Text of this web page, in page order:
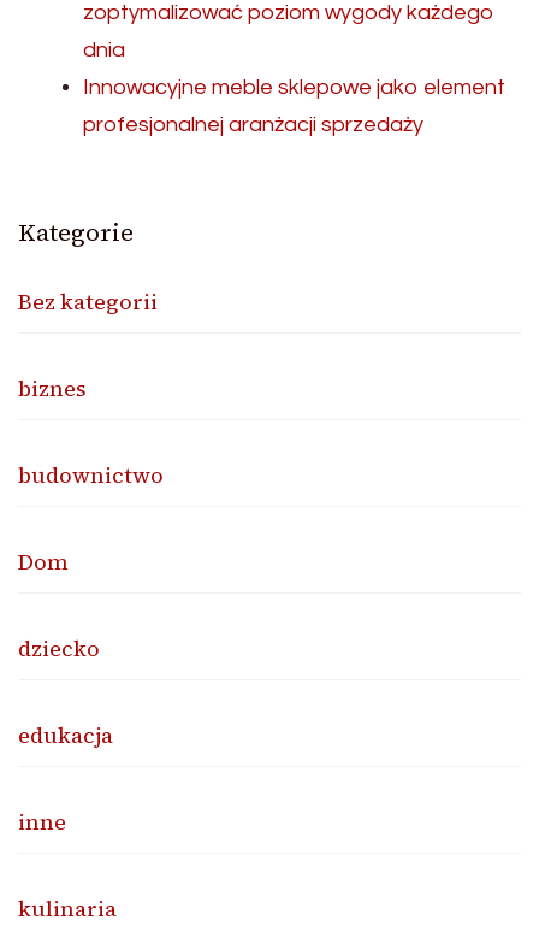
zoptymalizować poziom wygody każdego
dnia
Innowacyjne meble sklepowe jako element
profesjonalnej aranżacji sprzedaży
Kategorie
Bez kategorii
biznes
budownictwo
Dom
dziecko
edukacja
inne
kulinaria